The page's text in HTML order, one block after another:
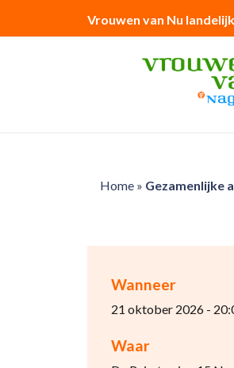
Vrouwen van Nu landelijk
Home» Gezamenlijke
Wanneer
21 oktober 2026 -
Waar